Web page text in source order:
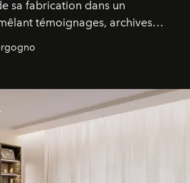
sa fabrication dans un
témoignages, archives